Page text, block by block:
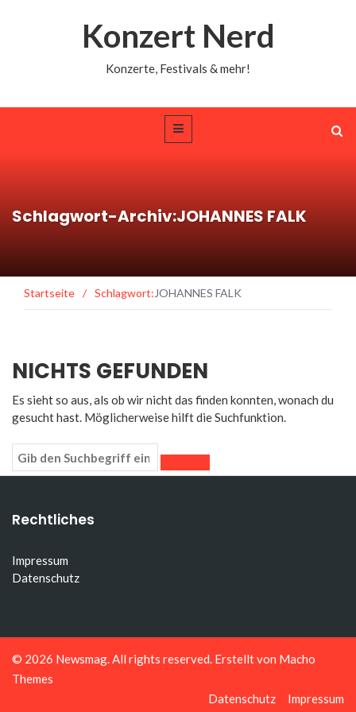
Konzert Nerd
Konzerte, Festivals & mehr!
Schlagwort-Archiv:JOHANNES FALK
Startseite / Schlagwort: JOHANNES FALK
NICHTS GEFUNDEN
Es sieht so aus, als ob wir nicht das finden konnten, wonach du
gesucht hast. Möglicherweise hilft die Suchfunktion.
Rechtliches
Impressum
Datenschutz
© 2026 Newsmag . All rights reserved. Erstellt von Macho
Themes
Datenschutz
Impressum